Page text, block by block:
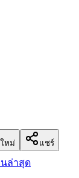
หม่ แชร์
ล่าสุด